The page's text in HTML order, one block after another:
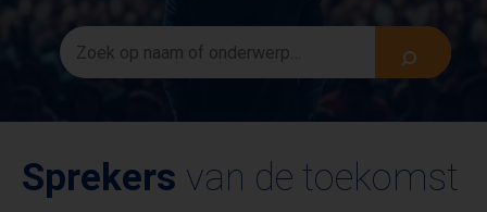
Sprekers van de toekomst